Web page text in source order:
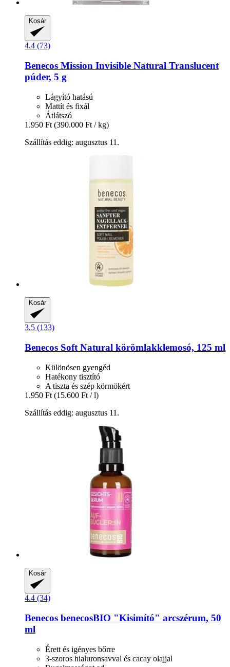
Kosár
4.4 (73)
Benecos Mission Invisible Natural Translucent
púder, 5 g
Lágyító hatású
Mattít és fixál
Átlátszó
1.950 Ft (390.000 Ft / kg)
Szállítás eddig: augusztus 11.
Kosár
3.5 (133)
Benecos Soft Natural körömlakklemosó, 125 ml
Különösen gyengéd
Hatékony tisztító
A tiszta és szép körmökért
1.950 Ft (15.600 Ft / l)
Szállítás eddig: augusztus 11.
Kosár
4.4 (34)
Benecos benecosBIO "Kisimító" arcszérum, 50
ml
Érett és igényes bőrre
3-szoros hialuronsavval és cacay olajjal